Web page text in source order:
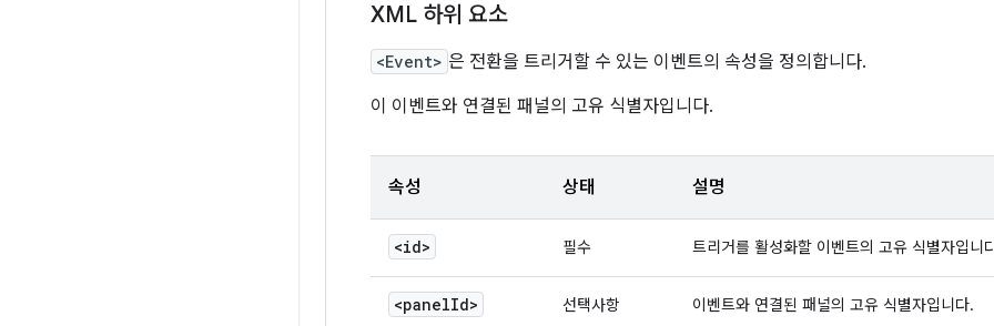
XML 하위 요소
<Event> 은 전환을 트리거할 수 있는 이벤트의 속성을 정의합니다.
이 이벤트와 연결된 패널의 고유 식별자입니다.
속성 상태 설명
<id> 필수 트리거를 활성화할 이벤트의 고유 식별자입니
<panelId> 선택사항 이벤트와 연결된 패널의 고유 식별자입니다.